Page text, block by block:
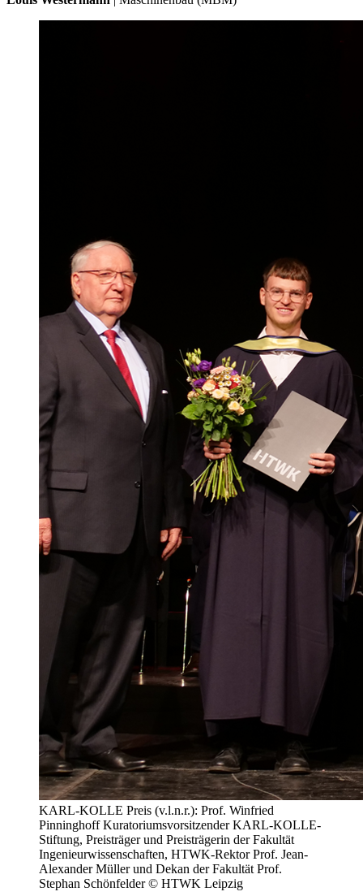
KARL-KOLLE Preis (v.l.n.r.): Prof. Winfried
Pinninghoff Kuratoriumsvorsitzender KARL-KOLLE-
Stiftung, Preisträger und Preisträgerin der Fakultät
Ingenieurwissenschaften, HTWK-Rektor Prof. Jean-
Alexander Müller und Dekan der Fakultät Prof.
Stephan Schönfelder © HTWK Leipzig